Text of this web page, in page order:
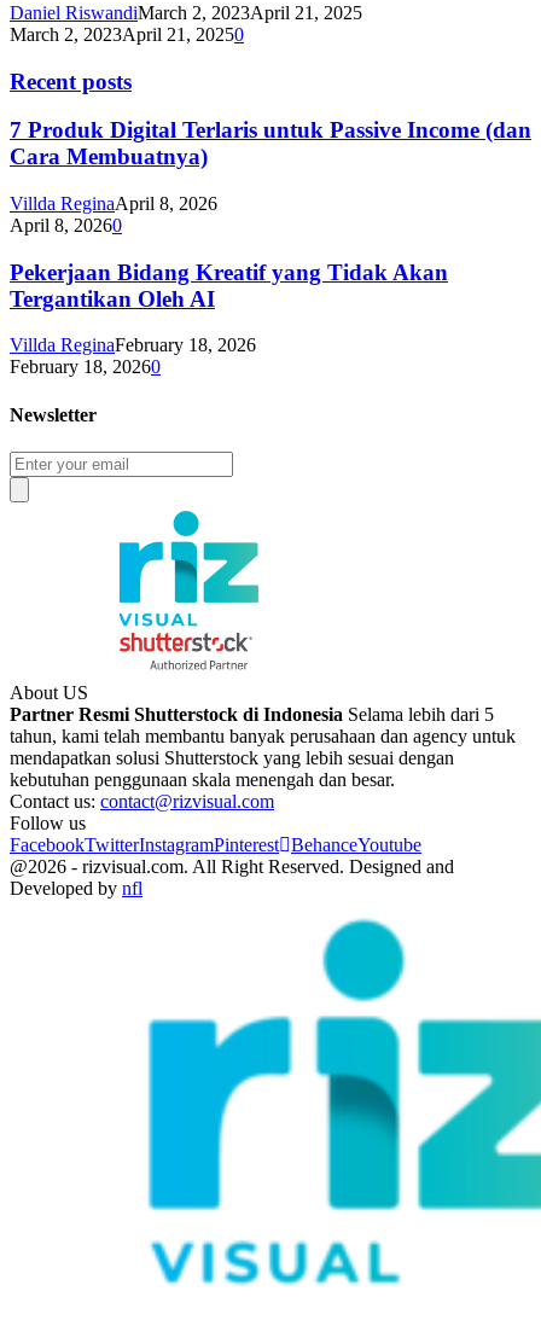
Daniel RiswandiMarch 2, 2023April 21, 2025
March 2, 2023April 21, 20250
Recent posts
7 Produk Digital Terlaris untuk Passive Income (dan
Cara Membuatnya)
Villda ReginaApril 8, 2026
April 8, 20260
Pekerjaan Bidang Kreatif yang Tidak Akan
Tergantikan Oleh AI
Villda ReginaFebruary 18, 2026
February 18, 20260
Newsletter
About US
Partner Resmi Shutterstock di Indonesia Selama lebih dari 5
tahun, kami telah membantu banyak perusahaan dan agency untuk
mendapatkan solusi Shutterstock yang lebih sesuai dengan
kebutuhan penggunaan skala menengah dan besar.
Contact us: contact@rizvisual.com
Follow us
FacebookTwitterInstagramPinterest BehanceYoutube
@2026 - rizvisual.com. All Right Reserved. Designed and
Developed by nfl